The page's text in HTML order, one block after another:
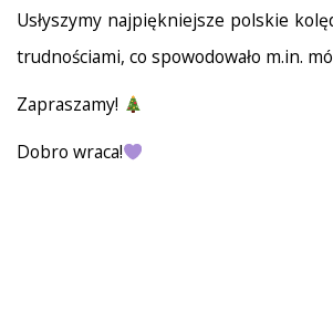
Usłyszymy najpiękniejsze polskie
trudnościami, co spowodowało m.in.
Zapraszamy!
Dobro wraca!